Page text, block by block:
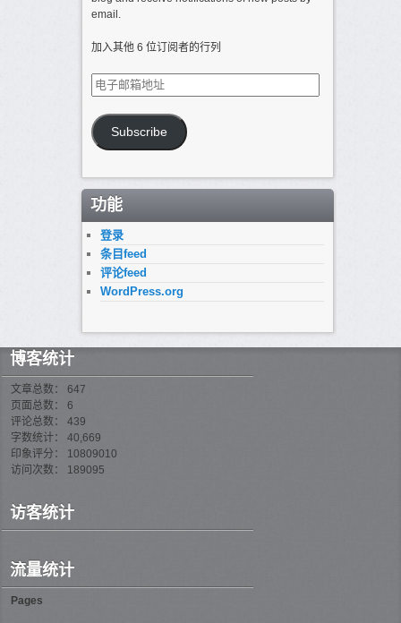
email.
加入其他 6 位订阅者的行列
电
子
邮
箱
地
Subscribe
功能
登录
条目feed
评论feed
WordPress.org
博客统计
文章总数： 647
页面总数： 6
评论总数： 439
字数统计： 40,669
印象评分： 10809010
访问次数： 189095
访客统计
流量统计
Pages